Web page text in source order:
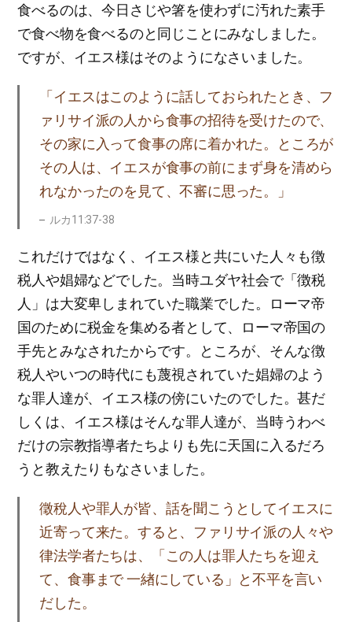
食べるのは、今日さじや箸を使わずに汚れた素手
で食べ物を食べるのと同じことにみなしました。
ですが、イエス様はそのようになさいました。
「イエスはこのように話しておられたとき、フ
ァリサイ派の人から食事の招待を受けたので、
その家に入って食事の席に着かれた。ところが
その人は、イエスが食事の前にまず身を清めら
れなかったのを見て、不審に思った。」
ルカ11:37-38
これだけではなく、イエス様と共にいた人々も徴
税人や娼婦などでした。当時ユダヤ社会で「徴税
人」は大変卑しまれていた職業でした。ローマ帝
国のために税金を集める者として、ローマ帝国の
手先とみなされたからです。ところが、そんな徴
税人やいつの時代にも蔑視されていた娼婦のよう
な罪人達が、イエス様の傍にいたのでした。甚だ
しくは、イエス様はそんな罪人達が、当時うわべ
だけの宗教指導者たちよりも先に天国に入るだろ
うと教えたりもなさいました。
徵稅人や罪人が皆、話を聞こうとしてイエスに
近寄って来た。すると、ファリサイ派の人々や
律法学者たちは、「この人は罪人たちを迎え
て、食事まで 一緖にしている」と不平を言い
だした。